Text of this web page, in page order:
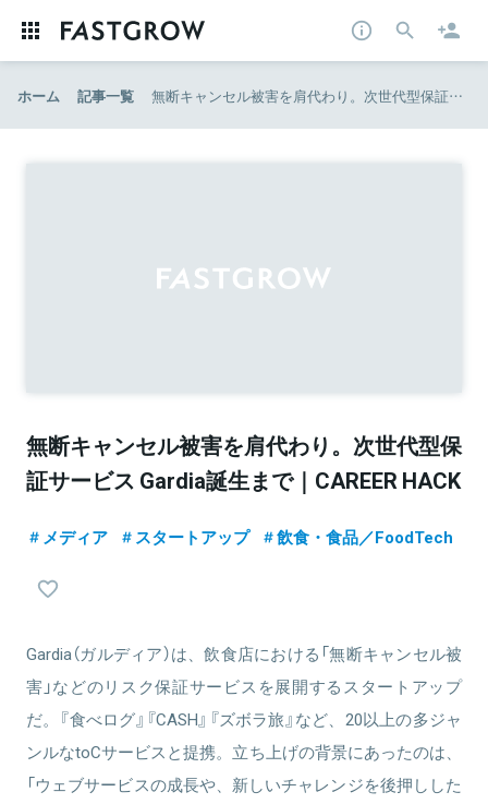
ホーム 記事一覧 無断キャンセル被害を肩代わり。次世代型保証サービス Gardia誕生まで｜CAREER HACK
無断キャンセル被害を肩代わり。次世代型保
証サービス Gardia誕生まで｜CAREER HACK
メディア スタートアップ 飲食・食品／FoodTech
Gardia（ガルディア）は、飲食店における「無断キャンセル被
害」などのリスク保証サービスを展開するスタートアップ
だ。『食べログ』『CASH』『ズボラ旅』など、20以上の多ジャ
ンルなtoCサービスと提携。立ち上げの背景にあったのは、
「ウェブサービスの成長や、新しいチャレンジを後押しした